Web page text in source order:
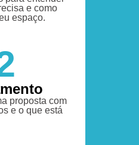
e como
espaço.
proposta com
e o que está